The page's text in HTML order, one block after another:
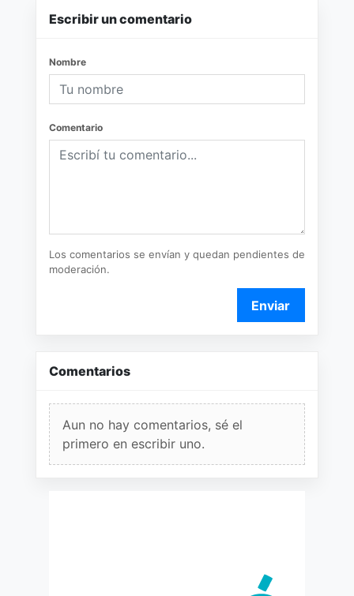
Escribir un comentario
Nombre
Comentario
Los comentarios se envían y quedan pendientes de
moderación.
Enviar
Comentarios
Aun no hay comentarios, sé el
primero en escribir uno.